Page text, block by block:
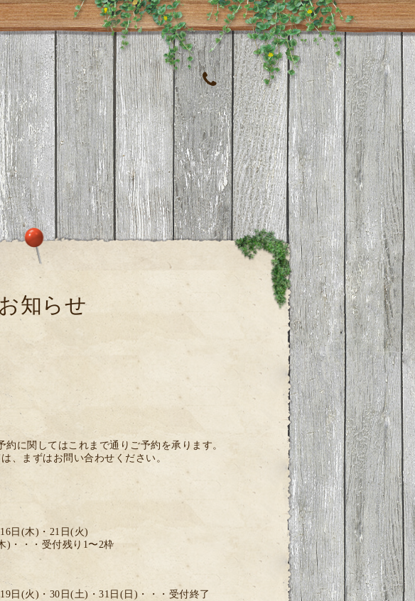
知らせ
に関してはこれまで通りご予約を承ります。
、まずはお問い合わせください。
日(木)・21日(火)
)・・・受付残り1〜2枠
日(火)・30日(土)・31日(日)・・・受付終了